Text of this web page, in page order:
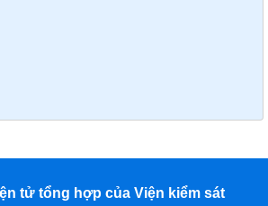
tử tổng hợp của Viện kiểm sát